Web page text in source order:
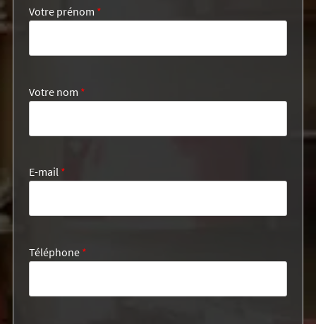
Votre prénom *
Votre nom *
E-mail *
Téléphone *